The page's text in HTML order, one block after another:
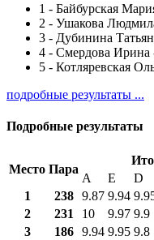
1 - Байбурская
2 - Ушакова
3 - Дубинина
4 - Смердова Ирина
5 - Котляревская
подробные результаты ...
Подробные результаты
Место Пара
A E D
1
238 9.87 9.94
2
231 10 9.97 9.9
3
186 9.94 9.95 9.8